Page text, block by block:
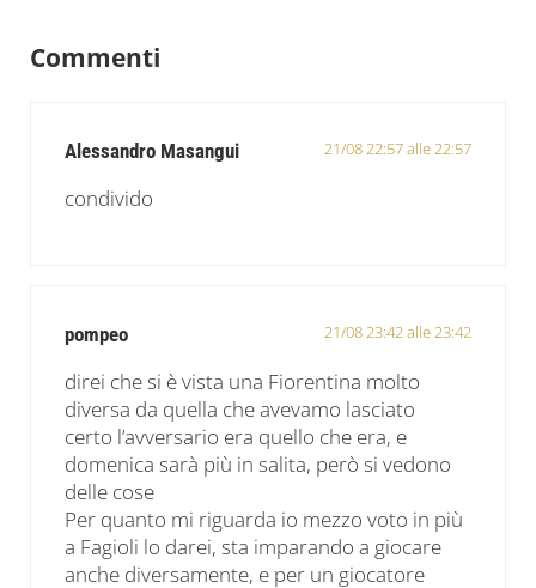
Commenti
Alessandro Masangui 21/08 22:57 alle 22:57
condivido
pompeo 21/08 23:42 alle 23:42
direi che si è vista una Fiorentina molto
diversa da quella che avevamo lasciato
certo l’avversario era quello che era, e
domenica sarà più in salita, però si vedono
delle cose
Per quanto mi riguarda io mezzo voto in più
a Fagioli lo darei, sta imparando a giocare
anche diversamente, e per un giocatore